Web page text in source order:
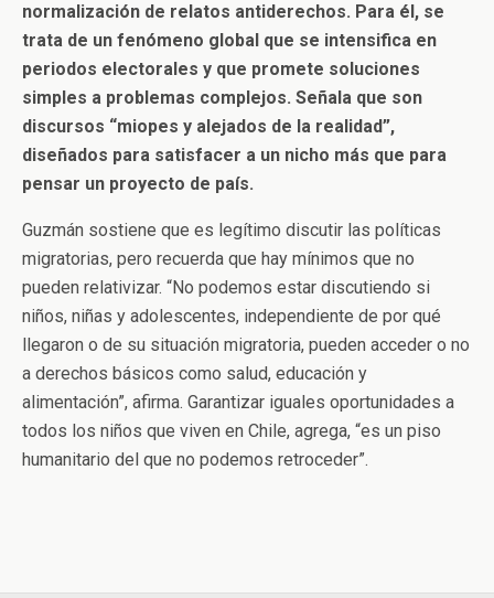
normalización de relatos antiderechos. Para él, se
trata de un fenómeno global que se intensifica en
periodos electorales y que promete soluciones
simples a problemas complejos. Señala que son
discursos “miopes y alejados de la realidad”,
diseñados para satisfacer a un nicho más que para
pensar un proyecto de país.
Guzmán sostiene que es legítimo discutir las políticas
migratorias, pero recuerda que hay mínimos que no
pueden relativizar. “No podemos estar discutiendo si
niños, niñas y adolescentes, independiente de por qué
llegaron o de su situación migratoria, pueden acceder o no
a derechos básicos como salud, educación y
alimentación”, afirma. Garantizar iguales oportunidades a
todos los niños que viven en Chile, agrega, “es un piso
humanitario del que no podemos retroceder”.